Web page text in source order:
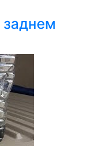
заднем